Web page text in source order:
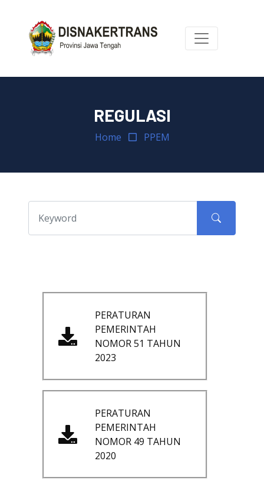
REGULASI
Home PPEM
PERATURAN
PEMERINTAH
NOMOR 51 TAHUN
2023
PERATURAN
PEMERINTAH
NOMOR 49 TAHUN
2020